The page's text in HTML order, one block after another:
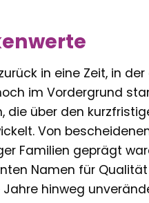
in eine Zeit, in der
im Vordergrund
über den
Von
Familien geprägt
Namen für
hinweg